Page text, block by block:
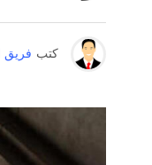
كتب فريق